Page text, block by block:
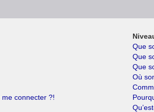
connecter ?!
Que
Que
Que
Où